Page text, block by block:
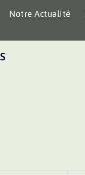
Notre Actualité